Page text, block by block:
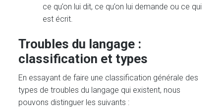
ce qu’on lui dit, ce qu’on lui demande ou ce qui
est écrit.
Troubles du langage :
classification et types
En essayant de faire une classification générale des
types de troubles du langage qui existent, nous
pouvons distinguer les suivants :